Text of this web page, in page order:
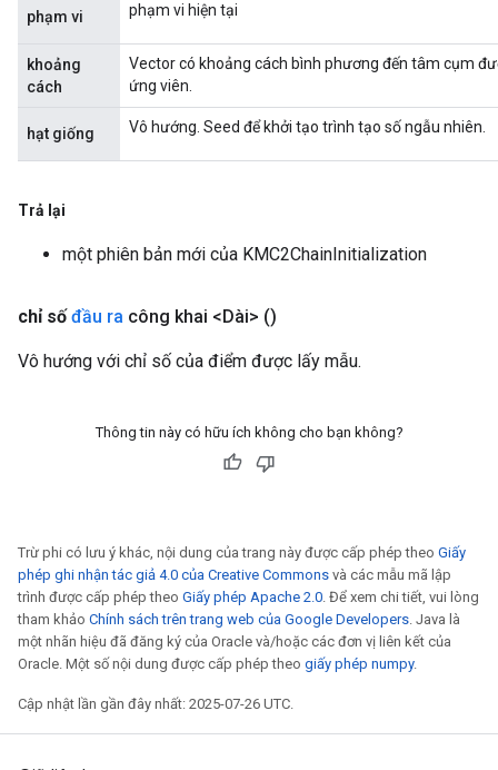
phạm vi phạm vi hiện tại
khoảng
cách
Vector có khoảng cách bình phương đến tâm cụm
ứng viên.
hạt giống Vô hướng. Seed để khởi tạo trình tạo số ngẫu nhiên.
Trả lại
một phiên bản mới của KMC2ChainInitialization
chỉ số đầu ra công khai <Dài> ()
Vô hướng với chỉ số của điểm được lấy mẫu.
Thông tin này có hữu ích không cho bạn không?
Trừ phi có lưu ý khác, nội dung của trang này được cấp phép theo Giấy
phép ghi nhận tác giả 4.0 của Creative Commons và các mẫu mã lập
trình được cấp phép theo Giấy phép Apache 2.0. Để xem chi tiết, vui lòng
tham khảo Chính sách trên trang web của Google Developers. Java là
một nhãn hiệu đã đăng ký của Oracle và/hoặc các đơn vị liên kết của
Oracle. Một số nội dung được cấp phép theo giấy phép numpy.
Cập nhật lần gần đây nhất: 2025-07-26 UTC.